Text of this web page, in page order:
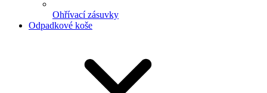
Ohřívací zásuvky
Odpadkové koše